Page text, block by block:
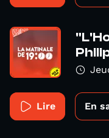
Lire En